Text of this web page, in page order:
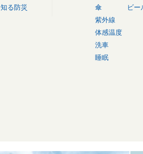
知る防災
傘
紫外線
体感温度
洗車
睡眠
ビー